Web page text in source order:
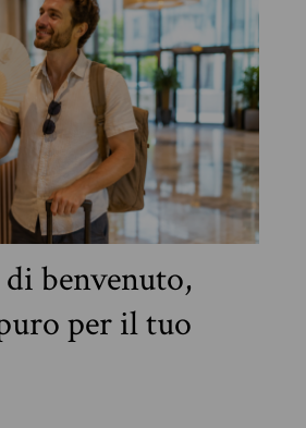
benvenuto,
per il tuo